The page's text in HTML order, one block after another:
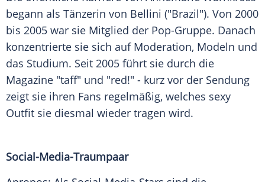
begann als Tänzerin von Bellini ("Brazil"). Von 2000
bis 2005 war sie Mitglied der Pop-Gruppe. Danach
konzentrierte sie sich auf Moderation, Modeln und
das Studium. Seit 2005 führt sie durch die
Magazine "taff" und "red!" - kurz vor der Sendung
zeigt sie ihren Fans regelmäßig, welches sexy
Outfit sie diesmal wieder tragen wird.
Social-Media-Traumpaar